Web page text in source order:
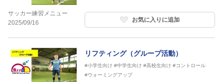
サッカー練習メニュー
2025/09/16
お気に入りに追加
リフティング（グループ活動）
#小学生向け #中学生向け #高校生向け #コントロール
#ウォーミングアップ